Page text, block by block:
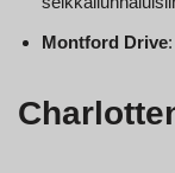
Montford Drive